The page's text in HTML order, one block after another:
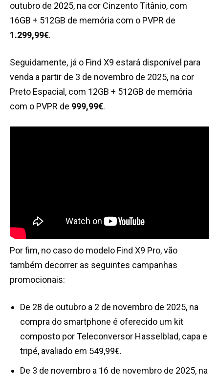
outubro de 2025, na cor Cinzento Titânio, com
16GB + 512GB de memória com o PVPR de
1.299,99€.
Seguidamente, já o Find X9 estará disponível para
venda a partir de 3 de novembro de 2025, na cor
Preto Espacial, com 12GB + 512GB de memória
com o PVPR de 999,99€.
Por fim, no caso do modelo Find X9 Pro, vão
também decorrer as seguintes campanhas
promocionais:
De 28 de outubro a 2 de novembro de 2025, na
compra do smartphone é oferecido um kit
composto por Teleconversor Hasselblad, capa e
tripé, avaliado em 549,99€.
De 3 de novembro a 16 de novembro de 2025, na